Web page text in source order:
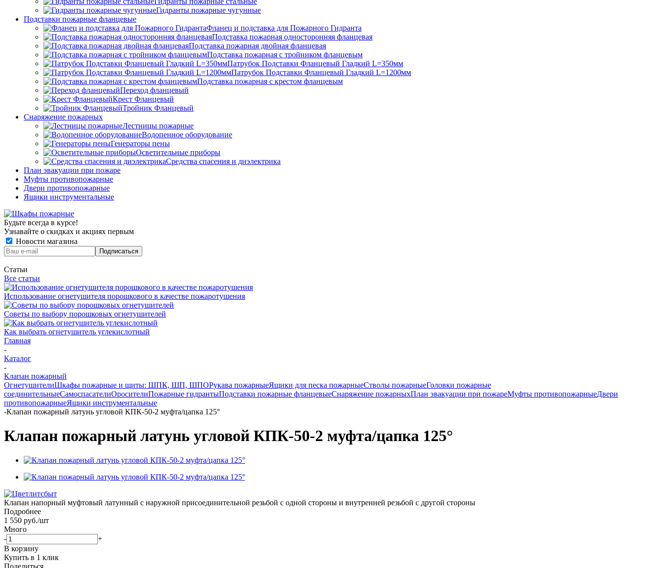
Гидранты пожарные чугунные
Подставки пожарные фланцевые
Фланец и подставка для Пожарного Гидранта
Подставка пожарная односторонняя фланцевая
Подставка пожарная двойная фланцевая
Подставка пожарная с тройником фланцевым
Патрубок Подставки Фланцевый Гладкий L=350мм
Патрубок Подставки Фланцевый Гладкий L=1200мм
Подставка пожарная с крестом фланцевым
Переход фланцевый
Крест Фланцевый
Тройник Фланцевый
Снаряжение пожарных
Лестницы пожарные
Водопенное оборудование
Генераторы пены
Осветительные приборы
Средства спасения и диэлектрика
План эвакуации при пожаре
Муфты противопожарные
Двери противопожарные
Ящики инструментальные
Будьте всегда в курсе!
Узнавайте о скидках и акциях первым
Новости магазина
Статьи
Все статьи
Использование огнетушителя порошкового в качестве пожаротушения
Советы по выбору порошковых огнетушителей
Как выбрать огнетушитель углекислотный
Главная
-
Каталог
-
Клапан пожарный
ОгнетушителиШкафы пожарные и щиты: ШПК, ШП, ШПОРукава пожарныеЯщики для песка пожарныеСтволы пожарныеГоловки пожарные
соединительныеСамоспасателиОросителиПожарные гидрантыПодставки пожарные фланцевыеСнаряжение пожарныхПлан эвакуации при пожареМуфты противопожарныеДвери
противопожарныеЯщики инструментальные
-Клапан пожарный латунь угловой КПК-50-2 муфта/цапка 125°
Клапан пожарный латунь угловой КПК-50-2 муфта/цапка 125°
Клапан напорный муфтовый латунный с наружной присоединительной резьбой с одной стороны и внутренней резьбой с другой стороны
Подробнее
1 550 руб./шт
Много
-
+
В корзину
Купить в 1 клик
Поделиться